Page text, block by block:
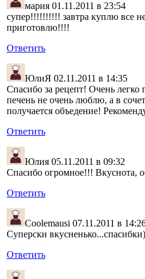
мария 01.11.2011 в 23:54
супер!!!!!!!!!! завтра куплю все
приготовлю!!!!
Ответить
ЮлиЯ 02.11.2011 в 14:35
Спасибо за рецепт! Очень легко
печень не очень люблю, а в
получается объедение!
Ответить
Юлия 05.11.2011 в 09:32
Спасибо огромное!!! Вкуснота,
Ответить
Coolemausi 07.11.2011 в
Суперски
Ответить